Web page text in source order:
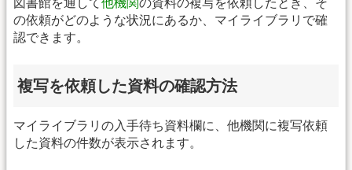
図書館を通して他機関の資料の複写を依頼したとき、そ
の依頼がどのような状況にあるか、マイライブラリで確
認できます。
複写を依頼した資料の確認方法
マイライブラリの入手待ち資料欄に、他機関に複写依頼
した資料の件数が表示されます。